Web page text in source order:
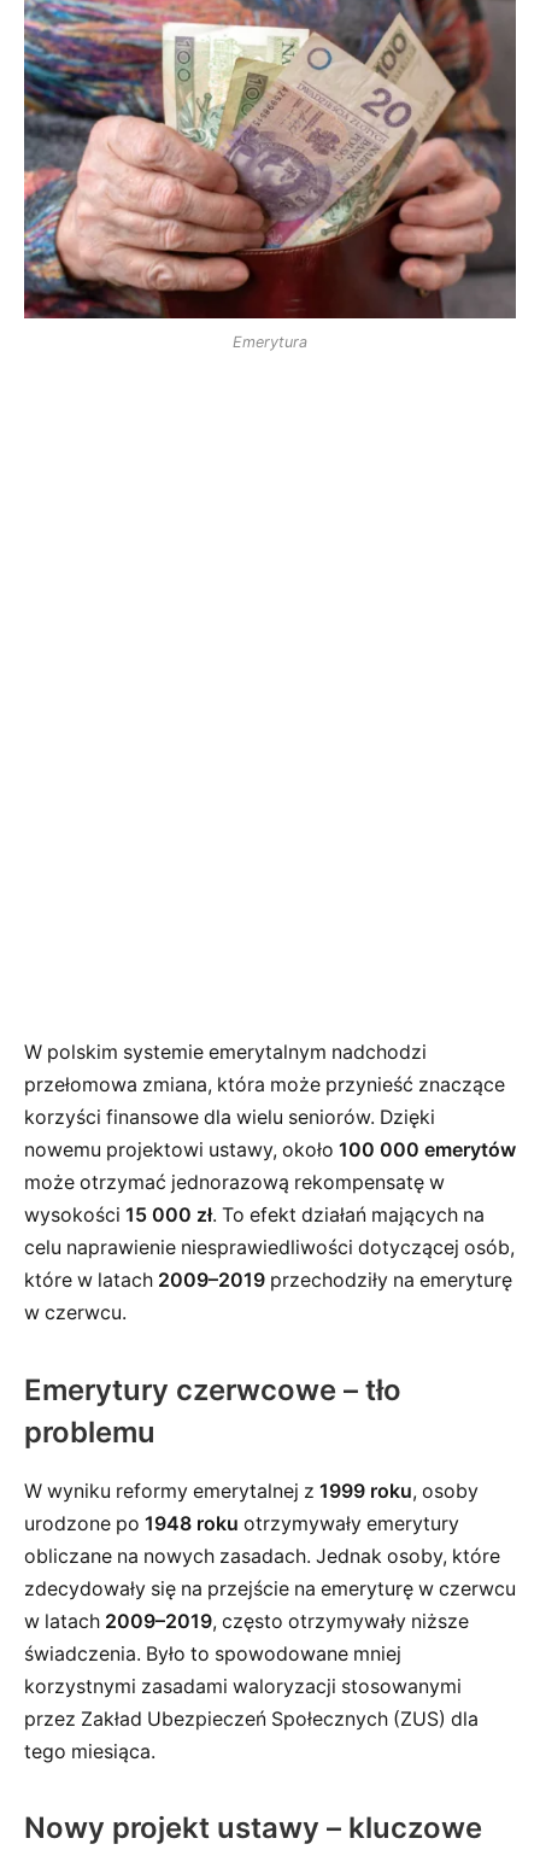
Emerytura
W polskim systemie emerytalnym nadchodzi
przełomowa zmiana, która może przynieść znaczące
korzyści finansowe dla wielu seniorów. Dzięki
nowemu projektowi ustawy, około 100 000 emerytów
może otrzymać jednorazową rekompensatę w
wysokości 15 000 zł. To efekt działań mających na
celu naprawienie niesprawiedliwości dotyczącej osób,
które w latach 2009–2019 przechodziły na emeryturę
w czerwcu.
Emerytury czerwcowe – tło
problemu
W wyniku reformy emerytalnej z 1999 roku, osoby
urodzone po 1948 roku otrzymywały emerytury
obliczane na nowych zasadach. Jednak osoby, które
zdecydowały się na przejście na emeryturę w czerwcu
w latach 2009–2019, często otrzymywały niższe
świadczenia. Było to spowodowane mniej
korzystnymi zasadami waloryzacji stosowanymi
przez Zakład Ubezpieczeń Społecznych (ZUS) dla
tego miesiąca.
Nowy projekt ustawy – kluczowe